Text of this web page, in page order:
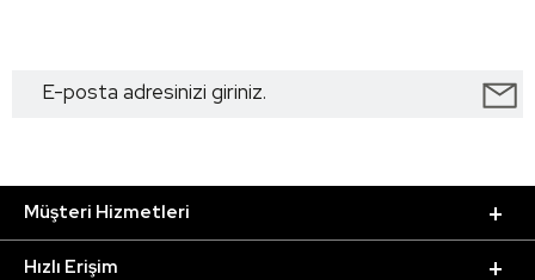
Müşteri Hizmetleri
Hızlı Erişim